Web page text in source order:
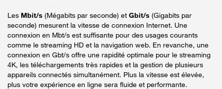
Les Mbit/s (Mégabits par seconde) et Gbit/s (Gigabits par
seconde) mesurent la vitesse de connexion Internet. Une
connexion en Mbt/s est suffisante pour des usages courants
comme le streaming HD et la navigation web. En revanche, une
connexion en Gbt/s offre une rapidité optimale pour le streaming
4K, les téléchargements très rapides et la gestion de plusieurs
appareils connectés simultanément. Plus la vitesse est élevée,
plus votre expérience en ligne sera fluide et performante.